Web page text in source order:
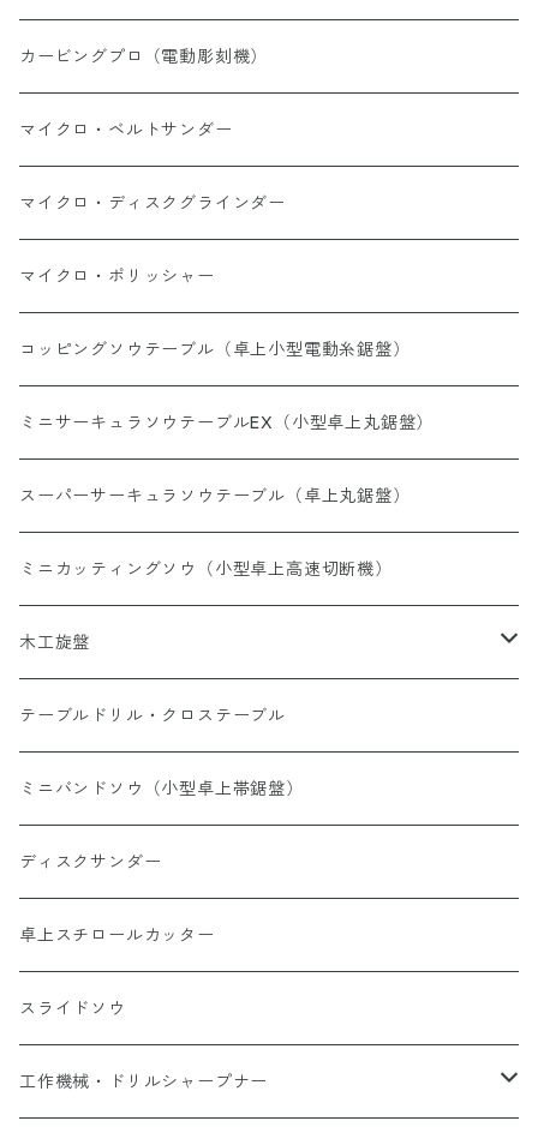
ハイス、超硬
ダイヤモンドビット
砥石
バフ
ドリル
ワイヤーブラシ
ヤスリペーパー
回転ヤスリ・タングステンカッター
研磨剤
軸付ゴム砥石
ポリライトホイール
チャック・その他
トリマービット
カービングプロ（電動彫刻機）
マイクロ・ベルトサンダー
マイクロ・ディスクグラインダー
マイクロ・ポリッシャー
コッピングソウテーブル（卓上小型電動糸鋸盤）
ミニサーキュラソウテーブルEX（小型卓上丸鋸盤）
スーパーサーキュラソウテーブル（卓上丸鋸盤）
ミニカッティングソウ（小型卓上高速切断機）
木工旋盤
ミニウッドレース
ウッドレースDX
テーブルドリル・クロステーブル
ミニバンドソウ（小型卓上帯鋸盤）
ディスクサンダー
卓上スチロールカッター
スライドソウ
工作機械・ドリルシャープナー